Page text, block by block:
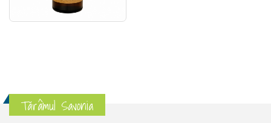
Tărâmul Savonia